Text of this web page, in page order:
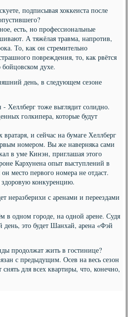
подписывая хоккеиста после
есть, но профессиональные
А тяжёлая травма, напротив,
То, как он стремительно
повреждения, то, как рвётся
бойцовском духе.
день, в следующем сезоне
- Хеллберг тоже выглядит солидно.
голкипера, которые будут
и сейчас на бумаге Хеллберг
номером. Вы же наверняка сами
в уме Кинэн, приглашая этого
Кархунена опыт выступлений в
место первого номера не отдаст.
конкуренцию.
неразберихи с аренами и переездами
в одном городе, на одной арене. Судя
это будет Шанхай, арена «Фэй
продолжат жить в гостинице?
с предыдущим. Осев на весь сезон
для всех квартиры, что, конечно,